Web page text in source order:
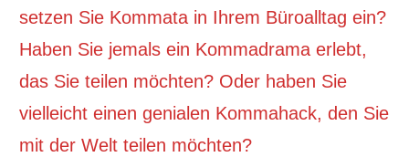
setzen Sie Kommata in Ihrem Büroalltag ein?
Haben Sie jemals ein Kommadrama erlebt,
das Sie teilen möchten? Oder haben Sie
vielleicht einen genialen Kommahack, den Sie
mit der Welt teilen möchten?